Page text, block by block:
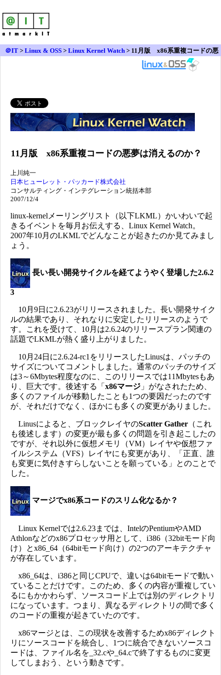
＠IT > Linux & OSS > Linux Kernel Watch > 11月版 x86系重複コードの悪
11月版 x86系重複コードの悪夢は消えるのか？
上川純一
日本ヒューレット・パッカード株式会社
コンサルティング・インテグレーション統括本部
2007/12/4
linux-kernelメーリングリスト（以下LKML）かいわいで起
きるイベントを毎月お伝えする、Linux Kernel Watch。
2007年10月のLKMLでどんなことが起きたのか見てみまし
ょう。
長い長い開発サイクルを経てようやく登場した2.6.2
3
10月9日に2.6.23がリリースされました。長い開発サイク
ルの結果であり、それなりに安定したリリースのようで
す。これを受けて、10月は2.6.24のリリースプラン関連の
話題でLKMLが熱く盛り上がりました。
10月24日に2.6.24-rc1をリリースしたLinusは、パッチの
サイズについてコメントしました。通常のパッチのサイズ
は3～6Mbytes程度なのに、このリリースでは11Mbytesもあ
り、巨大です。後述する「 x86マージ 」がなされたため、
多くのファイルが移動したことも1つの要因だったのです
が、それだけでなく、ほかにも多くの変更がありました。
Linusによると、ブロックレイヤのScatter Gather （これ
も後述します）の変更が最も多くの問題を引き起こしたの
ですが、それ以外に仮想メモリ（VM）レイヤや仮想ファ
イルシステム（VFS）レイヤにも変更があり、「正直、誰
も変更に気付きすらしないことを願っている」とのことで
した。
マージでx86系コードのスリム化なるか？
Linux Kernelでは2.6.23までは、IntelのPentiumやAMD
Athlonなどのx86プロセッサ用として、i386（32bitモード向
け）とx86_64（64bitモード向け）の2つのアーキテクチャ
が存在しています。
x86_64は、i386と同じCPUで、違いは64bitモードで動い
ていることだけです。このため、多くの内容が重複してい
るにもかかわらず、ソースコード上では別のディレクトリ
になっています。つまり、異なるディレクトリの間で多く
のコードの重複が起きていたのです。
x86マージとは、この現状を改善するためx86ディレクト
リにソースコードを統合し、1つに統合できないソースコ
ードは、ファイル名を_32.cや_64.cで終了するものに変更
してしまおう、という動きです。